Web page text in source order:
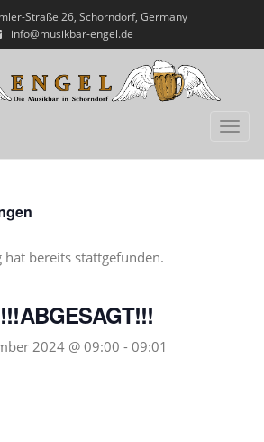
Straße 26, Schorndorf, Germany
info@musikbar-engel.de
hat bereits stattgefunden.
2024 @ 09:00 - 09:01